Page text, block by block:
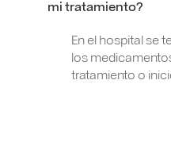
mi tratamiento?
En el hospital se
los
tratamiento o